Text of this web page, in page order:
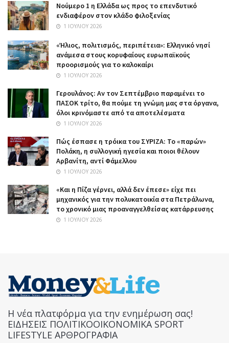
Nούμερο 1 η Ελλάδα ως προς το επενδυτικό
ενδιαφέρον στον κλάδο φιλοξενίας
1 ΙΟΥΛΊΟΥ 2026
«Ήλιος, πολιτισμός, περιπέτεια»: Ελληνικό νησί
ανάμεσα στους κορυφαίους ευρωπαϊκούς
προορισμούς για το καλοκαίρι
1 ΙΟΥΛΊΟΥ 2026
Γερουλάνος: Αν τον Σεπτέμβριο παραμένει το
ΠΑΣΟΚ τρίτο, θα πούμε τη γνώμη μας στα όργανα,
όλοι κρινόμαστε από τα αποτελέσματα
1 ΙΟΥΛΊΟΥ 2026
Πώς έσπασε η τρόικα του ΣΥΡΙΖΑ: Το «παρών»
Πολάκη, η συλλογική ηγεσία και ποιοι θέλουν
Αρβανίτη, αντί Φάμελλου
1 ΙΟΥΛΊΟΥ 2026
«Και η Πίζα γέρνει, αλλά δεν έπεσε» είχε πει
μηχανικός για την πολυκατοικία στα Πετράλωνα,
το χρονικό μιας προαναγγελθείσας κατάρρευσης
1 ΙΟΥΛΊΟΥ 2026
Η νέα πλατφόρμα για την ενημέρωση σας!
ΕΙΔΗΣΕΙΣ ΠΟΛΙΤΙΚΟΟΙΚΟΝΟΜΙΚΑ SPORT
LIFESTYLE ΑΡΘΡΟΓΡΑΦΙΑ